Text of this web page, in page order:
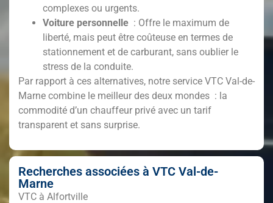
complexes ou urgents.
Voiture personnelle : Offre le maximum de
liberté, mais peut être coûteuse en termes de
stationnement et de carburant, sans oublier le
stress de la conduite.
Par rapport à ces alternatives, notre service VTC Val-de-
Marne combine le meilleur des deux mondes : la
commodité d’un chauffeur privé avec un tarif
transparent et sans surprise.
Recherches associées à VTC Val-de-
Marne
VTC à Alfortville